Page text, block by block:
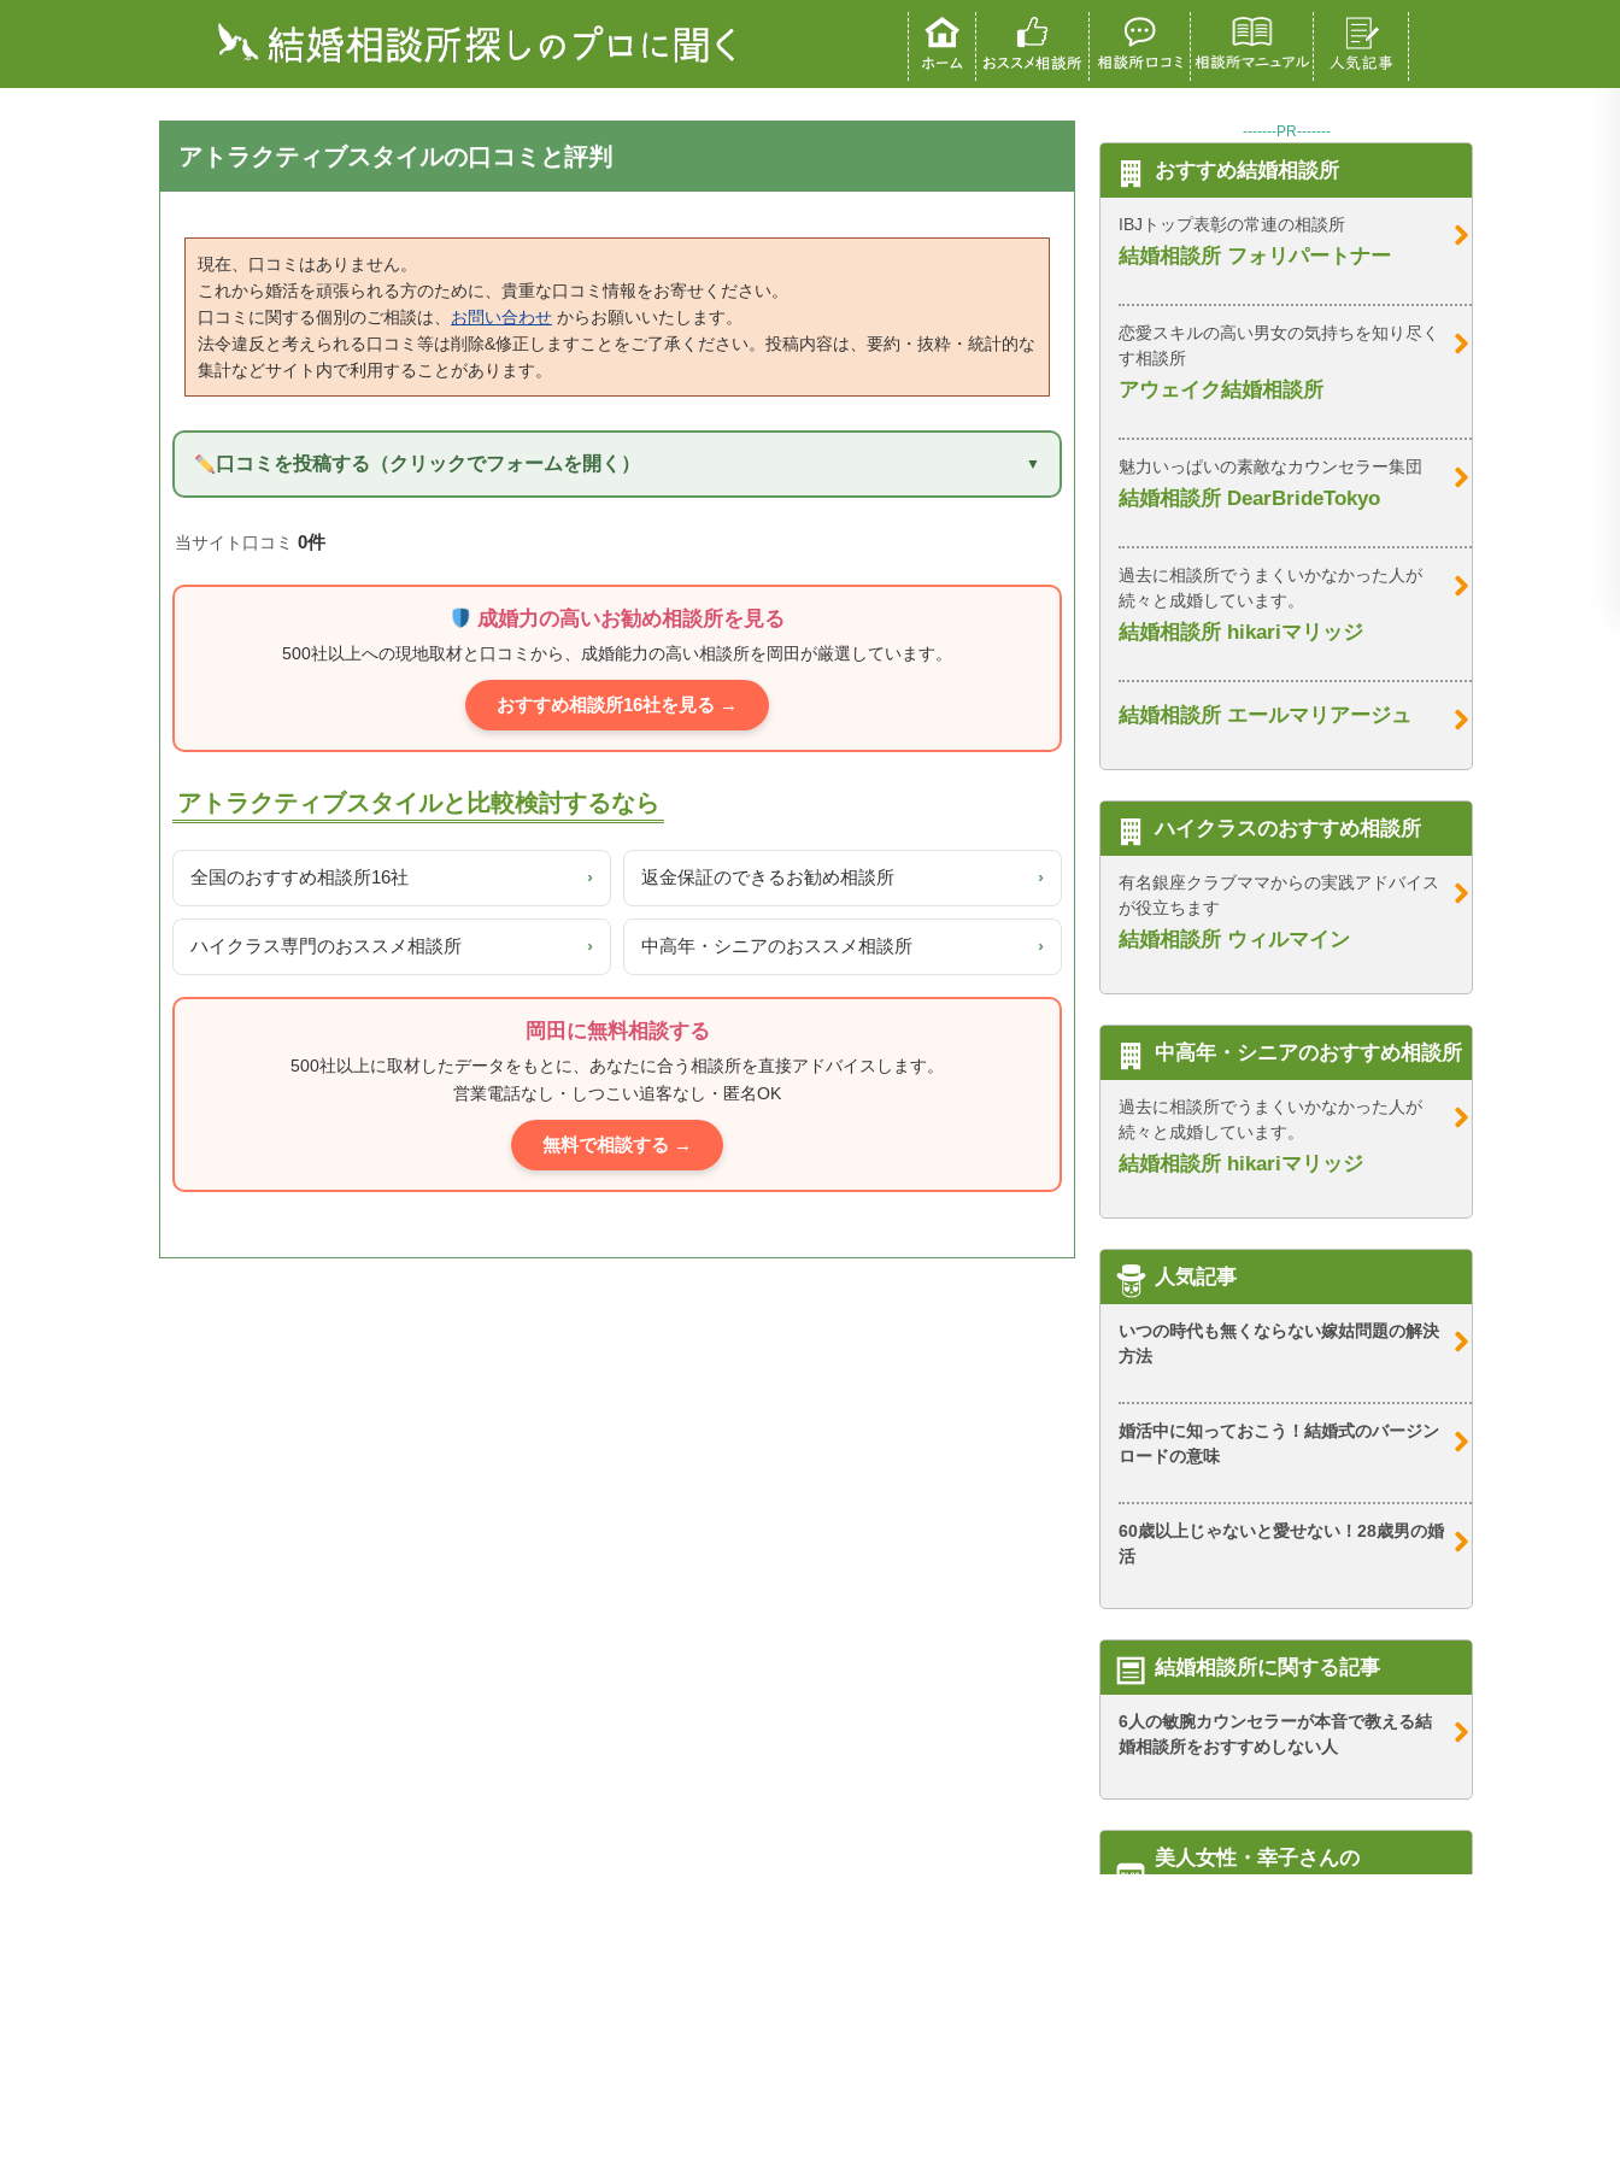
アトラクティブスタイルの口コミと評判
現在、口コミはありません。
これから婚活を頑張られる方のために、貴重な口コミ情報をお寄せください。
口コミに関する個別のご相談は、 お問い合わせ からお願いいたします。
法令違反と考えられる口コミ等は削除&修正しますことをご了承ください。投稿内容は、要約・抜粋・統計的な
集計などサイト内で利用することがあります。
口コミを投稿する（クリックでフォームを開く）
当サイト口コミ 0件
成婚力の高いお勧め相談所を見る
500社以上への現地取材と口コミから、成婚能力の高い相談所を岡田が厳選しています。
おすすめ相談所16社を見る →
アトラクティブスタイルと比較検討するなら
全国のおすすめ相談所16社 › 返金保証のできるお勧め相談所 ›
ハイクラス専門のおススメ相談所 › 中高年・シニアのおススメ相談所 ›
岡田に無料相談する
500社以上に取材したデータをもとに、あなたに合う相談所を直接アドバイスします。
営業電話なし・しつこい追客なし・匿名OK
無料で相談する →
-------PR-------
おすすめ結婚相談所
IBJトップ表彰の常連の相談所
結婚相談所 フォリパートナー
恋愛スキルの高い男女の気持ちを知り尽く
す相談所
アウェイク結婚相談所
魅力いっぱいの素敵なカウンセラー集団
結婚相談所 DearBrideTokyo
過去に相談所でうまくいかなかった人が
続々と成婚しています。
結婚相談所 hikariマリッジ
結婚相談所 エールマリアージュ
ハイクラスのおすすめ相談所
有名銀座クラブママからの実践アドバイス
が役立ちます
結婚相談所 ウィルマイン
中高年・シニアのおすすめ相談所
過去に相談所でうまくいかなかった人が
続々と成婚しています。
結婚相談所 hikariマリッジ
人気記事
いつの時代も無くならない嫁姑問題の解決
方法
婚活中に知っておこう！結婚式のバージン
ロードの意味
60歳以上じゃないと愛せない！28歳男の婚
活
結婚相談所に関する記事
6人の敏腕カウンセラーが本音で教える結
婚相談所をおすすめしない人
美人女性・幸子さんの